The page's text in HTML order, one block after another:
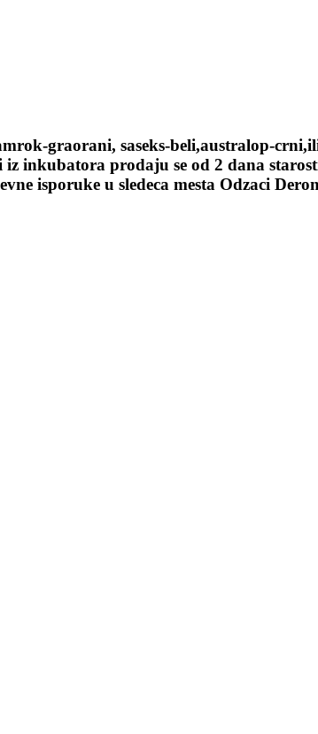
graorani, saseks-beli,australop-
inkubatora prodaju se od 2 dana
isporuke u sledeca mesta Odzaci